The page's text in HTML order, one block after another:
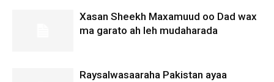
Xasan Sheekh Maxamuud oo Dad wax
ma garato ah leh mudaharada
Raysalwasaaraha Pakistan ayaa